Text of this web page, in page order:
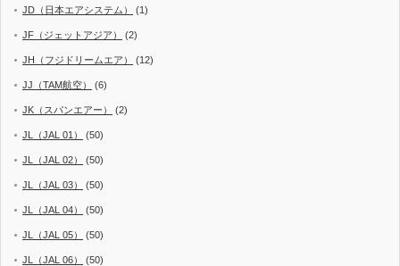
JD（日本エアシステム） (1)
JF（ジェットアジア） (2)
JH（フジドリームエア） (12)
JJ（TAM航空） (6)
JK（スパンエアー） (2)
JL（JAL 01） (50)
JL（JAL 02） (50)
JL（JAL 03） (50)
JL（JAL 04） (50)
JL（JAL 05） (50)
JL（JAL 06） (50)